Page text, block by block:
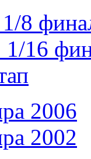
8
16
2006
2002